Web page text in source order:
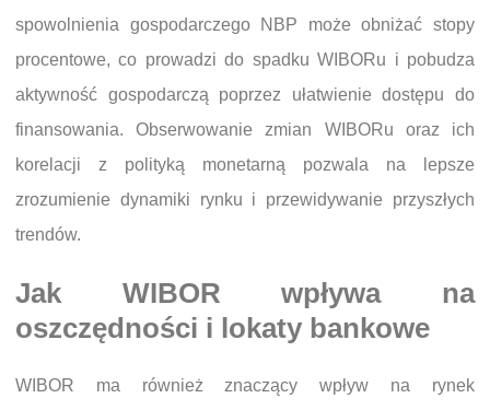
spowolnienia gospodarczego NBP może obniżać stopy
procentowe, co prowadzi do spadku WIBORu i pobudza
aktywność gospodarczą poprzez ułatwienie dostępu do
finansowania. Obserwowanie zmian WIBORu oraz ich
korelacji z polityką monetarną pozwala na lepsze
zrozumienie dynamiki rynku i przewidywanie przyszłych
trendów.
Jak WIBOR wpływa na
oszczędności i lokaty bankowe
WIBOR ma również znaczący wpływ na rynek